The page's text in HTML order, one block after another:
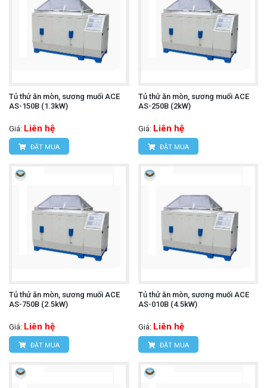
Tủ thử ăn mòn, sương muối ACE
AS-150B (1.3kW)
Giá: Liên hệ
ĐẶT MUA
Tủ thử ăn mòn, sương muối ACE
AS-250B (2kW)
Giá: Liên hệ
ĐẶT MUA
Tủ thử ăn mòn, sương muối ACE
AS-750B (2.5kW)
Giá: Liên hệ
ĐẶT MUA
Tủ thử ăn mòn, sương muối ACE
AS-010B (4.5kW)
Giá: Liên hệ
ĐẶT MUA